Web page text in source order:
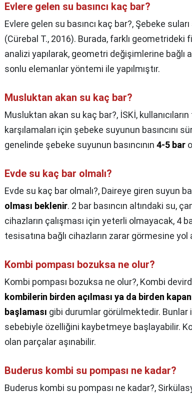
Evlere gelen su basıncı kaç bar?
Evlere gelen su basıncı kaç bar?, Şebeke
(Cürebal T., 2016). Burada, farklı
analizi yapılarak, geometri değişimlerine bağlı
sonlu elemanlar yöntemi ile yapılmıştır.
Musluktan akan su kaç bar?
Musluktan akan su kaç bar?, İSKİ,
karşılamaları için şebeke suyunun basıncını
genelinde şebeke suyunun basıncının 4-5 bar
Evde su kaç bar olmalı?
Evde su kaç bar olmalı?, Daireye giren suyun
olması beklenir. 2 bar basıncın altındaki su,
cihazların çalışması için yeterli olmayacak, 4
tesisatına bağlı cihazların zarar görmesine yol
Kombi pompası bozuksa ne olur?
Kombi pompası bozuksa ne olur?, Kombi
kombilerin birden açılması ya da birden
başlaması gibi durumlar görülmektedir. Bunlar
sebebiyle özelliğini kaybetmeye başlayabilir.
olan parçalar aşınabilir.
Buderus kombi su pompası ne kadar?
Buderus kombi su pompası ne kadar?,